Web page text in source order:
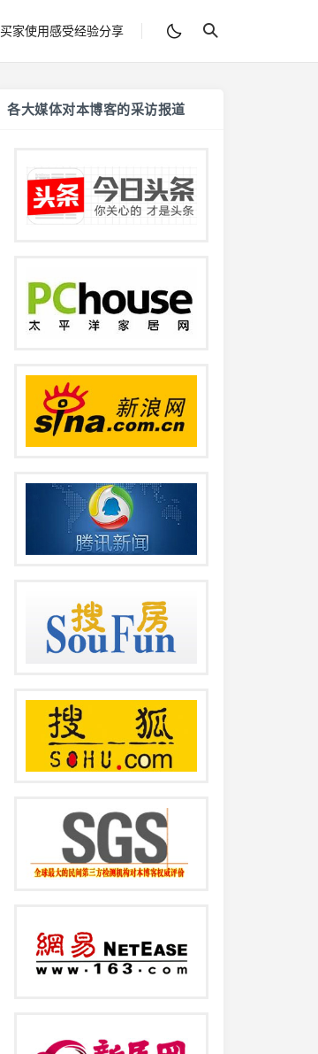
买家使用感受经验分享
各大媒体对本博客的采访报道